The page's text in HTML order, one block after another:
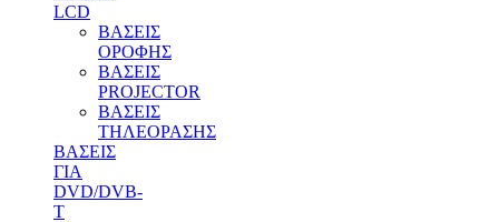
LCD
ΒΑΣΕΙΣ
ΟΡΟΦΗΣ
ΒΑΣΕΙΣ
PROJECTOR
ΒΑΣΕΙΣ
ΤΗΛΕΟΡΑΣΗΣ
ΒΑΣΕΙΣ
ΓΙΑ
DVD/DVB-
T